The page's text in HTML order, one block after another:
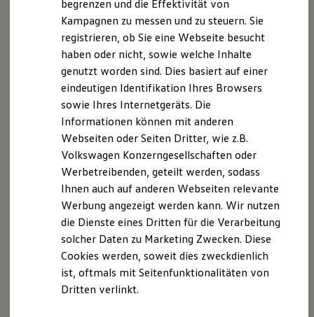
Hybridautos
Marke und Erlebnis
Volkswagen R und R Experience
R-Modelle
R Experience
Driving Experience
Volkswagen entdecken
Werkbesichtigung
Lifestyle Shop
T-Roc Kollektion
Golf Kollektion
ID. Kollektion
Volkswagen Kollektion
R-Kollektion
GTI Kollektion
Fußball Drop
we drive football
#wedriveproud
Besitzer und Service
Software Updates
Service und Ersatzteile
www.vermittlerregister.info)Register-Nr
TQJYE-29
Erlaubnis nach § 34 d GewO, Aufsichtsbehörde:
Handelskammer Hamburg
Adolphsplatz 1
20457 Hamburg
www.hk24.de
Berufsrechtliche Regelungen für
Versicherungsvermittler sind:
Gewerbeordnung (GewO)
Versicherungsvertragsgesetz (VVG)
Versicherungsaufsichtsgesetz (VAG)
Verordnung über die Versicherungsvermittlung
und -beratung (VersVermV)
begrenzen und die Effektivität von
Kampagnen zu messen und zu steuern. Sie
registrieren, ob Sie eine Webseite besucht
haben oder nicht, sowie welche Inhalte
genutzt worden sind. Dies basiert auf einer
eindeutigen Identifikation Ihres Browsers
sowie Ihres Internetgeräts. Die
Informationen können mit anderen
Webseiten oder Seiten Dritter, wie z.B.
Volkswagen Konzerngesellschaften oder
Werbetreibenden, geteilt werden, sodass
Ihnen auch auf anderen Webseiten relevante
Werbung angezeigt werden kann. Wir nutzen
die Dienste eines Dritten für die Verarbeitung
solcher Daten zu Marketing Zwecken. Diese
Cookies werden, soweit dies zweckdienlich
ist, oftmals mit Seitenfunktionalitäten von
Dritten verlinkt.